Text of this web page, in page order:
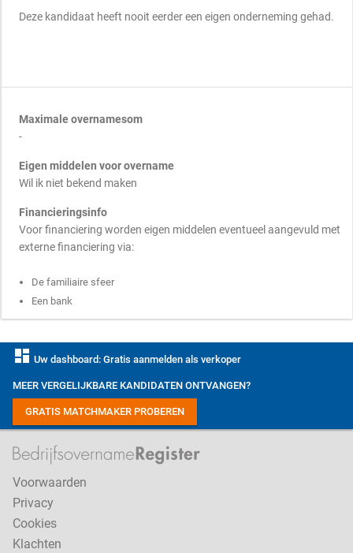
Deze kandidaat heeft nooit eerder een eigen onderneming gehad.
Maximale overnamesom
-
Eigen middelen voor overname
Wil ik niet bekend maken
Financieringsinfo
Voor financiering worden eigen middelen eventueel aangevuld met
externe financiering via:
De familiaire sfeer
Een bank
dashboard Uw dashboard: Gratis aanmelden als verkoper
MEER VERGELIJKBARE KANDIDATEN ONTVANGEN?
GRATIS MATCHMAKER PROBEREN
Voorwaarden
Privacy
Cookies
Klachten